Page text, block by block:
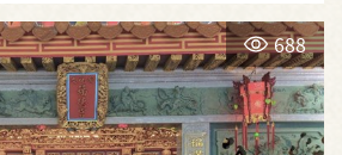
688